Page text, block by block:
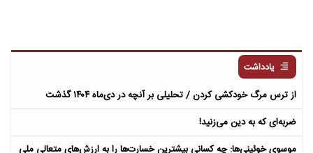
یادداشت
از ترس مرگ خودکشی کردن / تحلیلی بر آنچه در دی‌ماه ۱۴۰۴ گذشت
ضربه‌ای که به دین می‌زنید!
موسوی خوئینی‌ها: چه کسانی بیشترین خسارت‌ها را به ارزش‌های متعالیِ ملی